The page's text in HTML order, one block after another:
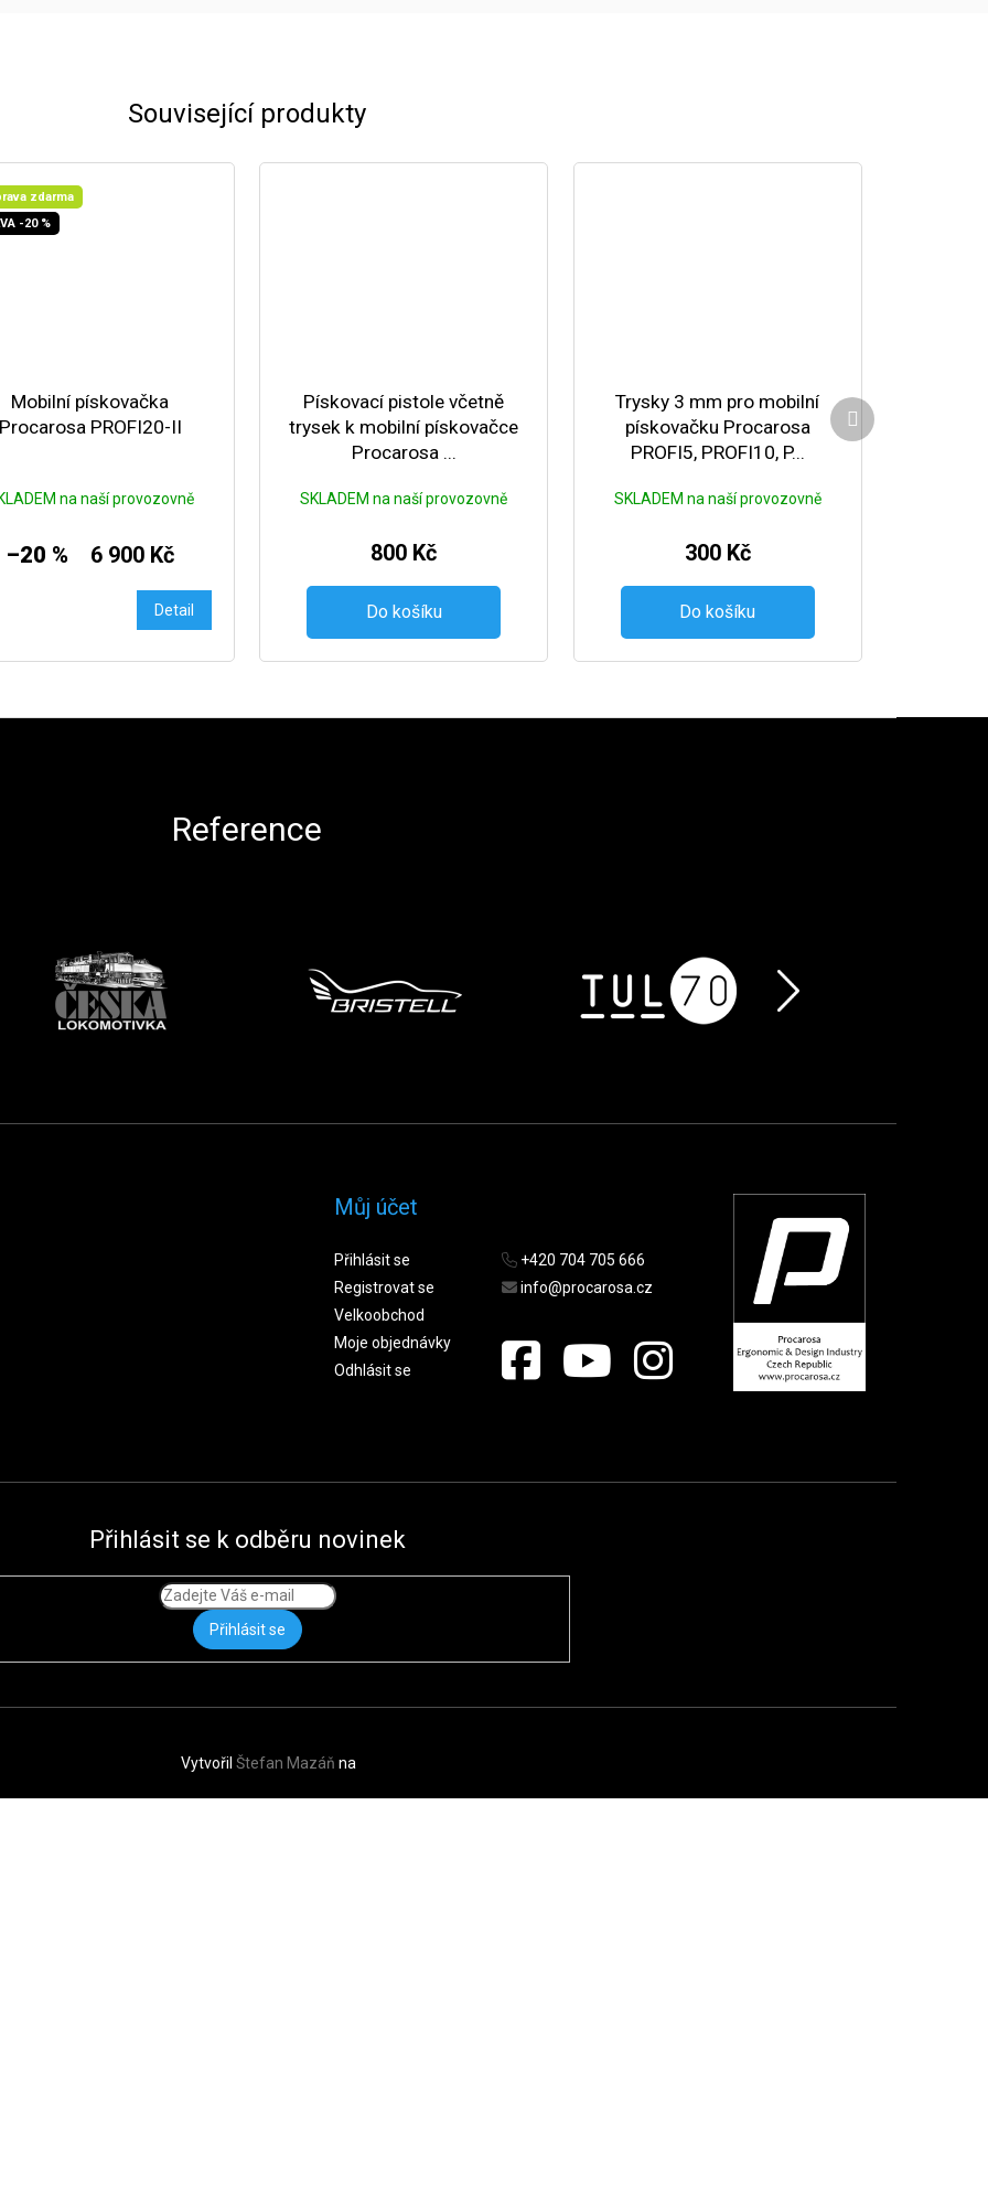
Související produkty
zdarma
-20 %
Mobilní pískovačka
PROFI20-II
na naší provozovně
–20 % 6 900 Kč
Detail
Pískovací pistole včetně
trysek k mobilní pískovačce
Procarosa ...
SKLADEM na naší provozovně
800 Kč
Do košíku
Trysky 3 mm pro mobilní
pískovačku Procarosa
PROFI5, PROFI10, P...
SKLADEM na naší provozovně
300 Kč
Do košíku
Další produkt
Reference
Můj účet
Přihlásit se
Registrovat se
Velkoobchod
Moje objednávky
Odhlásit se
+420 704 705 666
info@procarosa.cz
Přihlásit se k odběru novinek
Přihlásit se
Vytvořil Štefan Mazáň na